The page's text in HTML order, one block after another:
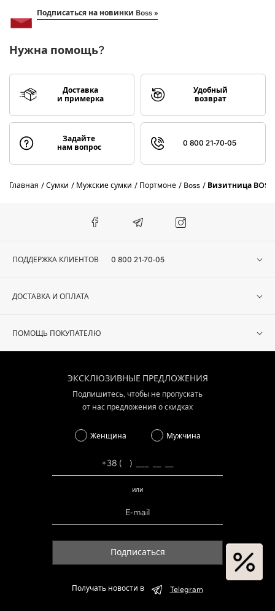
Подписаться на новинки Boss »
Нужна помощь?
Доставка
и примерка
Удобный
возврат
Задайте
нам вопрос
0 800 21-70-05
Главная Сумки Мужские сумки Портмоне Boss Визитница BOSS
ПОДДЕРЖКА КЛИЕНТОВ 0 800 21-70-05
ДОСТАВКА И ОПЛАТА
ПОМОЩЬ ПОКУПАТЕЛЮ
ЭКСКЛЮЗИВНЫЕ ПРЕДЛОЖЕНИЯ
Подпишитесь, чтобы не пропускать
от нас предложения о скидках
Женщина Мужчина
или
Подписаться
Получать новости в Telegram